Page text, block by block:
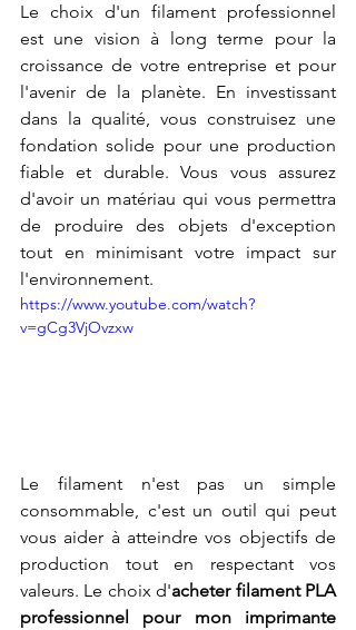
Le choix d'un filament professionnel
est une vision à long terme pour la
croissance de votre entreprise et pour
l'avenir de la planète. En investissant
dans la qualité, vous construisez une
fondation solide pour une production
fiable et durable. Vous vous assurez
d'avoir un matériau qui vous permettra
de produire des objets d'exception
tout en minimisant votre impact sur
l'environnement.
https://www.youtube.com/watch?
v=gCg3VjOvzxw
Le filament n'est pas un simple
consommable, c'est un outil qui peut
vous aider à atteindre vos objectifs de
production tout en respectant vos
valeurs. Le choix d'acheter filament PLA
professionnel pour mon imprimante